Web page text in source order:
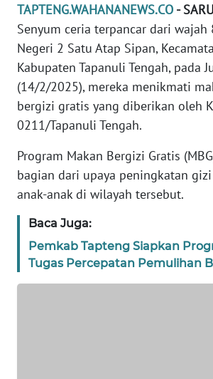
TAPTENG.WAHANANEWS.CO -
Senyum ceria terpancar dari wajah
Negeri 2 Satu Atap Sipan,
Kabupaten Tapanuli Tengah, pada
(14/2/2025), mereka menikmati
bergizi gratis yang diberikan oleh
0211/Tapanuli Tengah.
Program Makan Bergizi Gratis
bagian dari upaya peningkatan
anak-anak di wilayah tersebut.
Baca Juga:
Pemkab Tapteng Siapkan
Tugas Percepatan Pemulihan
DISCLAIMER
Wahana
News
Regional
WN
SUMUT
WN
JAKARTA
WN
JABAR
WN
BANTEN